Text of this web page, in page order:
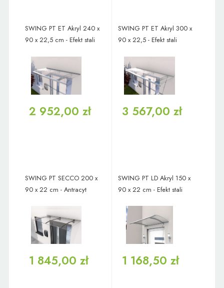
SWING PT ET Akryl 240 x
90 x 22,5 cm - Efekt stali
2 952,00 zł
SWING PT ET Akryl 300 x
90 x 22,5 - Efekt stali
3 567,00 zł
SWING PT SECCO 200 x
90 x 22 cm - Antracyt
1 845,00 zł
SWING PT LD Akryl 150 x
90 x 22 cm - Efekt stali
1 168,50 zł